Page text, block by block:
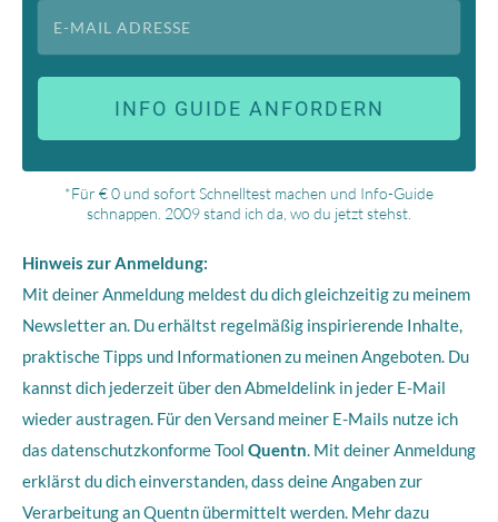
INFO GUIDE ANFORDERN
*Für € 0 und sofort Schnelltest machen und Info-Guide
schnappen. 2009 stand ich da, wo du jetzt stehst.
Hinweis zur Anmeldung:
Mit deiner Anmeldung meldest du dich gleichzeitig zu meinem
Newsletter an. Du erhältst regelmäßig inspirierende Inhalte,
praktische Tipps und Informationen zu meinen Angeboten. Du
kannst dich jederzeit über den Abmeldelink in jeder E-Mail
wieder austragen. Für den Versand meiner E-Mails nutze ich
das datenschutzkonforme Tool Quentn. Mit deiner Anmeldung
erklärst du dich einverstanden, dass deine Angaben zur
Verarbeitung an Quentn übermittelt werden. Mehr dazu